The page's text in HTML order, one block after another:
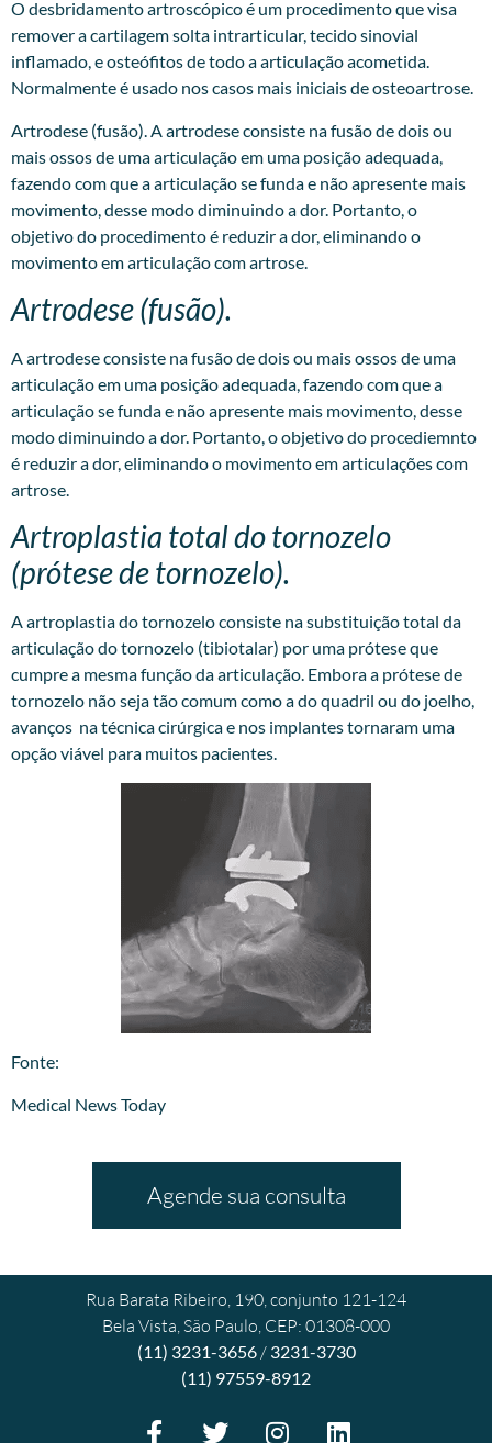
O desbridamento artroscópico é um procedimento que visa
remover a cartilagem solta intrarticular, tecido sinovial
inflamado, e osteófitos de todo a articulação acometida.
Normalmente é usado nos casos mais iniciais de osteoartrose.
Artrodese (fusão). A artrodese consiste na fusão de dois ou
mais ossos de uma articulação em uma posição adequada,
fazendo com que a articulação se funda e não apresente mais
movimento, desse modo diminuindo a dor. Portanto, o
objetivo do procedimento é reduzir a dor, eliminando o
movimento em articulação com artrose.
Artrodese (fusão).
A artrodese consiste na fusão de dois ou mais ossos de uma
articulação em uma posição adequada, fazendo com que a
articulação se funda e não apresente mais movimento, desse
modo diminuindo a dor. Portanto, o objetivo do procediemnto
é reduzir a dor, eliminando o movimento em articulações com
artrose.
Artroplastia total do tornozelo
(prótese de tornozelo).
A artroplastia do tornozelo consiste na substituição total da
articulação do tornozelo (tibiotalar) por uma prótese que
cumpre a mesma função da articulação. Embora a prótese de
tornozelo não seja tão comum como a do quadril ou do joelho,
avanços na técnica cirúrgica e nos implantes tornaram uma
opção viável para muitos pacientes.
​Fonte:
Medical News Today
Agende sua consulta
Rua Barata Ribeiro, 190, conjunto 121-124
Bela Vista, São Paulo, CEP: 01308-000
(11) 3231-3656/ 3231-3730
(11) 97559-8912